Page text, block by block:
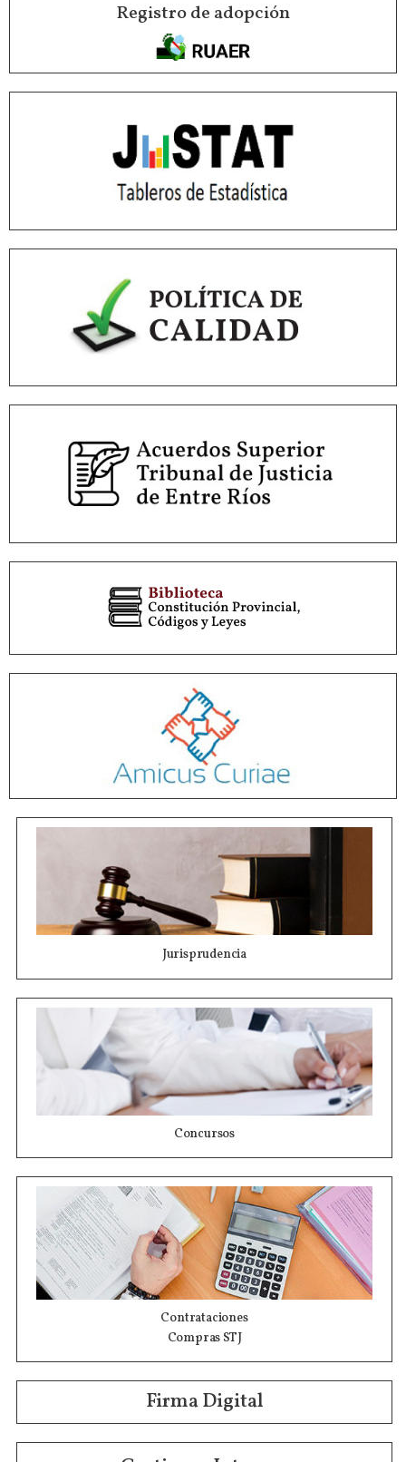
Registro de adopción
Jurisprudencia
Concursos
Contrataciones
Compras STJ
Firma Digital